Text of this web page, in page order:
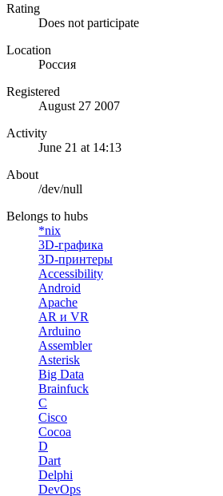
Rating
Does not participate
Location
Россия
Registered
August 27 2007
Activity
June 21 at 14:13
About
/dev/null
Belongs to hubs
*nix
3D-графика
3D-принтеры
Accessibility
Android
Apache
AR и VR
Arduino
Assembler
Asterisk
Big Data
Brainfuck
C
Cisco
Cocoa
D
Dart
Delphi
DevOps